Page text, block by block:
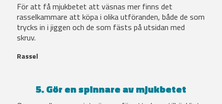
För att få mjukbetet att väsnas mer finns det
rasselkammare att köpa i olika utföranden, både de som
trycks in i jiggen och de som fästs på utsidan med
skruv.
Rassel
5. Gör en spinnare av mjukbetet